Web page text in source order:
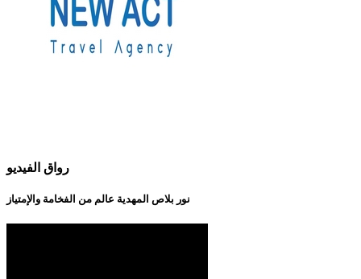
رواق الفيديو
نور بلاص المهدية عالم من الفخامة والإمتياز